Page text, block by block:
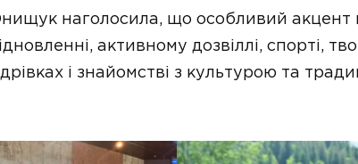
наголосила, що особливий
активному дозвіллі, спорті,
і знайомстві з культурою та